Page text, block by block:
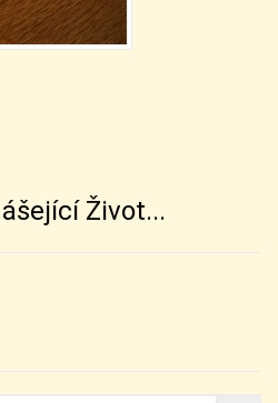
Život...